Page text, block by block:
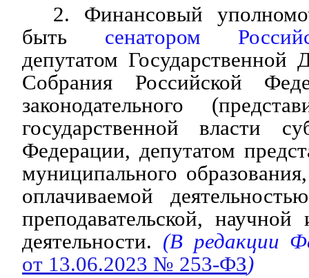
2. Финансовый
быть сенатором
депутатом Государственной
Собрания Российской
законодательного
государственной власти
Федерации, депутатом
муниципального
оплачиваемой
преподавательской,
деятельности. (В редакции
от 13.06.2023 № 253-ФЗ)